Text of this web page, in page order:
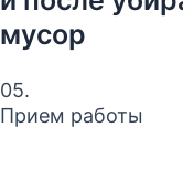
мусор
05.
Прием работы